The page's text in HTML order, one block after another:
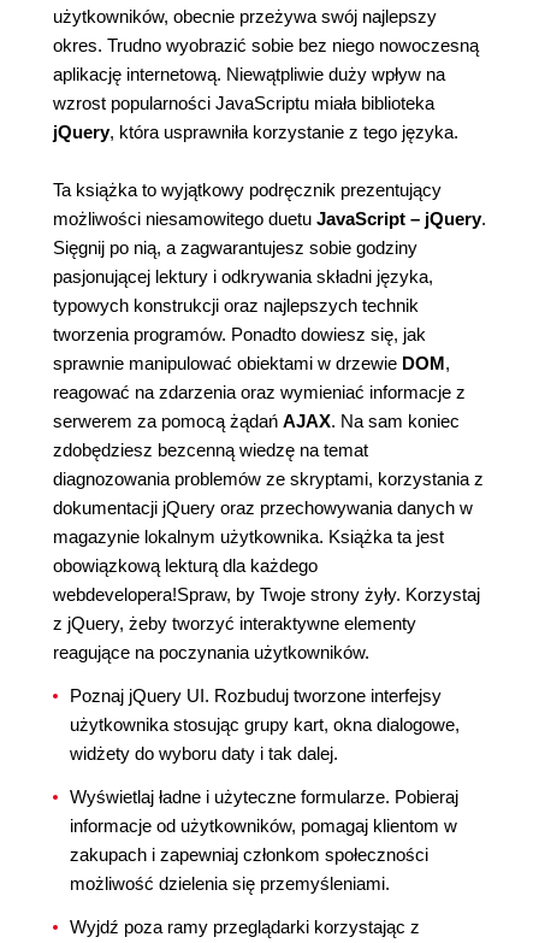
użytkowników, obecnie przeżywa swój najlepszy
okres. Trudno wyobrazić sobie bez niego nowoczesną
aplikację internetową. Niewątpliwie duży wpływ na
wzrost popularności JavaScriptu miała biblioteka
jQuery, która usprawniła korzystanie z tego języka.
Ta książka to wyjątkowy podręcznik prezentujący
możliwości niesamowitego duetu JavaScript – jQuery.
Sięgnij po nią, a zagwarantujesz sobie godziny
pasjonującej lektury i odkrywania składni języka,
typowych konstrukcji oraz najlepszych technik
tworzenia programów. Ponadto dowiesz się, jak
sprawnie manipulować obiektami w drzewie DOM,
reagować na zdarzenia oraz wymieniać informacje z
serwerem za pomocą żądań AJAX. Na sam koniec
zdobędziesz bezcenną wiedzę na temat
diagnozowania problemów ze skryptami, korzystania z
dokumentacji jQuery oraz przechowywania danych w
magazynie lokalnym użytkownika. Książka ta jest
obowiązkową lekturą dla każdego
webdevelopera!Spraw, by Twoje strony żyły. Korzystaj
z jQuery, żeby tworzyć interaktywne elementy
reagujące na poczynania użytkowników.
Poznaj jQuery UI. Rozbuduj tworzone interfejsy
użytkownika stosując grupy kart, okna dialogowe,
widżety do wyboru daty i tak dalej.
Wyświetlaj ładne i użyteczne formularze. Pobieraj
informacje od użytkowników, pomagaj klientom w
zakupach i zapewniaj członkom społeczności
możliwość dzielenia się przemyśleniami.
Wyjdź poza ramy przeglądarki korzystając z